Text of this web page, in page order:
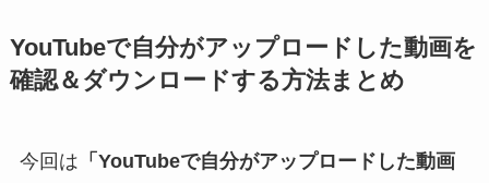
YouTubeで自分がアップロードした動画を
確認＆ダウンロードする方法まとめ
今回は 「YouTubeで自分がアップロードした動画